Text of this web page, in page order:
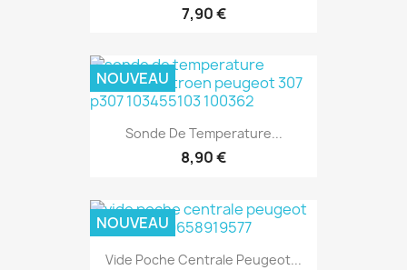
7,90 €
Sonde De Temperature...
8,90 €
NOUVEAU
Vide Poche Centrale Peugeot...
NOUVEAU